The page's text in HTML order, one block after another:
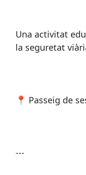
Una activitat
la seguretat
📍 Passeig de
---